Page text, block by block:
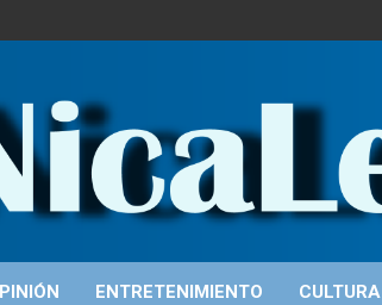
ENTRETENIMIENTO CULTURA